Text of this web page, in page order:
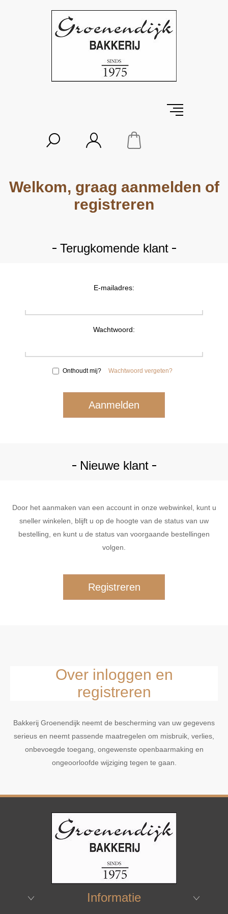
Welkom, graag aanmelden of
registreren
Terugkomende klant
E-mailadres:
Wachtwoord:
Onthoudt mij? Wachtwoord vergeten?
Nieuwe klant
Door het aanmaken van een account in onze webwinkel, kunt u
sneller winkelen, blijft u op de hoogte van de status van uw
bestelling, en kunt u de status van voorgaande bestellingen
volgen.
Over inloggen en
registreren
Bakkerij Groenendijk neemt de bescherming van uw gegevens
serieus en neemt passende maatregelen om misbruik, verlies,
onbevoegde toegang, ongewenste openbaarmaking en
ongeoorloofde wijziging tegen te gaan.
Informatie